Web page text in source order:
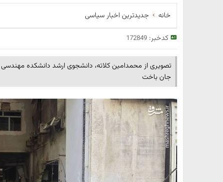
خانه جدیدترین اخبار سیاسی
کدخبر:172849
تصویری از محمدامین کلاته، دانشجوی ارشد دانشکده مهندسی
جان باخت